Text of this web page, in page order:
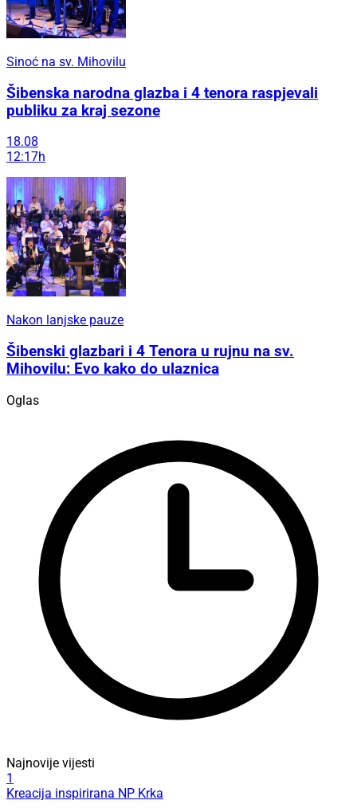
Sinoć na sv. Mihovilu
Šibenska narodna glazba i 4 tenora raspjevali
publiku za kraj sezone
18.08
12:17h
Nakon lanjske pauze
Šibenski glazbari i 4 Tenora u rujnu na sv.
Mihovilu: Evo kako do ulaznica
Oglas
Najnovije vijesti
1
Kreacija inspirirana NP Krka